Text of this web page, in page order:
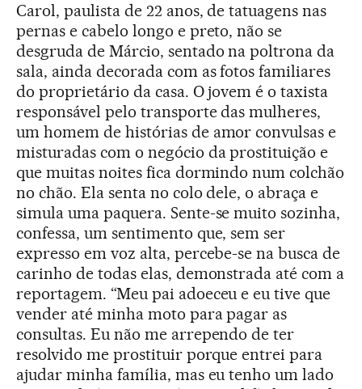
Carol, paulista de 22 anos, de tatuagens nas
pernas e cabelo longo e preto, não se
desgruda de Márcio, sentado na poltrona da
sala, ainda decorada com as fotos familiares
do proprietário da casa. O jovem é o taxista
responsável pelo transporte das mulheres,
um homem de histórias de amor convulsas e
misturadas com o negócio da prostituição e
que muitas noites fica dormindo num colchão
no chão. Ela senta no colo dele, o abraça e
simula uma paquera. Sente-se muito sozinha,
confessa, um sentimento que, sem ser
expresso em voz alta, percebe-se na busca de
carinho de todas elas, demonstrada até com a
reportagem. “Meu pai adoeceu e eu tive que
vender até minha moto para pagar as
consultas. Eu não me arrependo de ter
resolvido me prostituir porque entrei para
ajudar minha família, mas eu tenho um lado